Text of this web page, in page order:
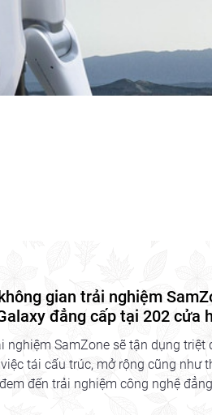
gian trải nghiệm
đẳng cấp tại 202 cửa
nghiệm SamZone sẽ tận dụng
tái cấu trúc, mở rộng cũng như
đến trải nghiệm công nghệ